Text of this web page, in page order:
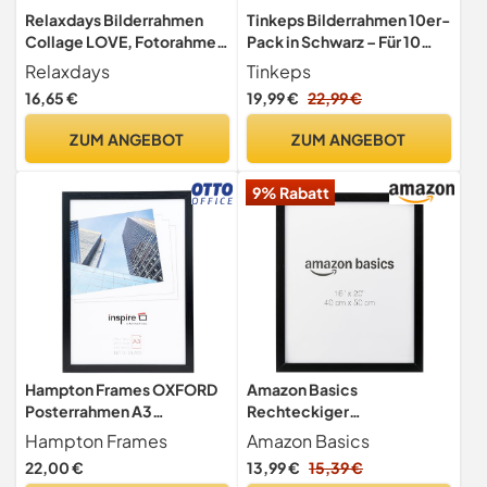
Relaxdays Bilderrahmen
Collage LOVE, Fotorahmen
10 Bilder, Wandgalerie für
Fotocollagen, HBT: 36,5 x
72 x 2 cm, schwarz
Relaxdays
16,65 €
ZUM ANGEBOT
Tinkeps Bilderrahmen 10er-
Pack in Schwarz – Für 10
Fotos in 3 Größen, Enthält 4
Rahmen für 10x15 cm, 4 für
13x18 cm und 2 für 20x25
Tischaufsteller und
Tinkeps
19,99 € 22,99 €
ZUM ANGEBOT
Hampton Frames OXFORD
Posterrahmen A3
29,7x42cm Schwarz, MDF
mit Acrylglas, leicht,
Wandmontage quer/hoch |
Hampton Frames
22,00 €
9% Rabatt
Amazon Basics
Rechteckiger
Poster-/Bilderrahmen aus
Holz, 40cm x 50cm,
Schwarz
Amazon Basics
13,99 € 15,39 €